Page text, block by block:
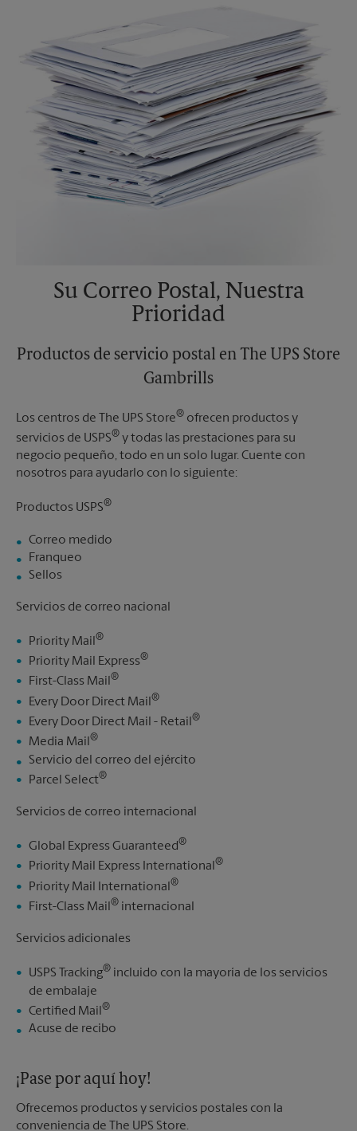
6:30 PM
Su Correo Postal, Nuestra
Prioridad
Productos de servicio postal en The UPS Store
Gambrills
Los centros de The UPS Store® ofrecen productos y
servicios de USPS® y todas las prestaciones para su
negocio pequeño, todo en un solo lugar. Cuente con
nosotros para ayudarlo con lo siguiente:
Productos USPS®
Correo medido
Franqueo
Sellos
Servicios de correo nacional
Priority Mail ®
Priority Mail Express®
First-Class Mail®
Every Door Direct Mail ®
Every Door Direct Mail - Retail®
Media Mail®
Servicio del correo del ejército
Parcel Select®
Servicios de correo internacional
Global Express Guaranteed®
Priority Mail Express International®
Priority Mail International ®
First-Class Mail® internacional
Servicios adicionales
USPS Tracking® incluido con la mayoría de los servicios
de embalaje
Certified Mail ®
Acuse de recibo
¡Pase por aquí hoy!
Ofrecemos productos y servicios postales con la
conveniencia de The UPS Store.